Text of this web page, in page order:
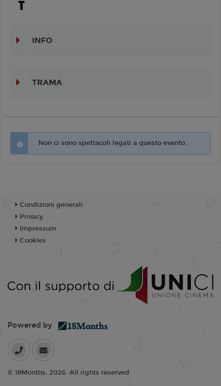
INFO
TRAMA
Non ci sono spettacoli legati a questo evento.
Condizioni generali
Privacy
Impressum
Cookies
Powered by
© 18Months, 2026. All rights reserved